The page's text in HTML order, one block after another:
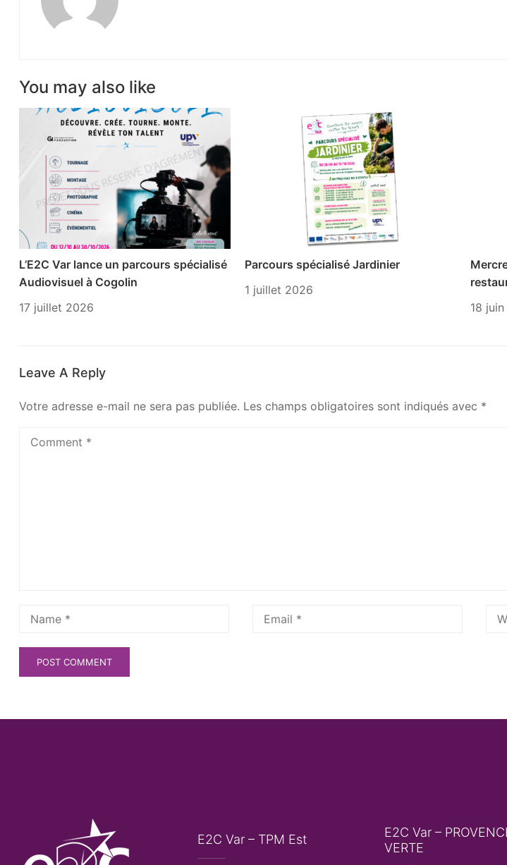
You may also like
L’E2C Var lance un parcours spécialisé
Audiovisuel à Cogolin
17 juillet 2026
Parcours spécialisé Jardinier
1 juillet 2026
18
Leave A Reply
Votre adresse e-mail ne sera pas publiée. Les champs obligatoires sont indiqués avec *
E2C Var – TPM Est
E2C Var –
VERTE